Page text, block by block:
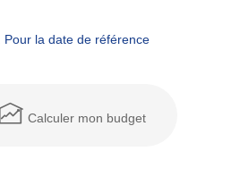
la date de référence
Calculer mon budget